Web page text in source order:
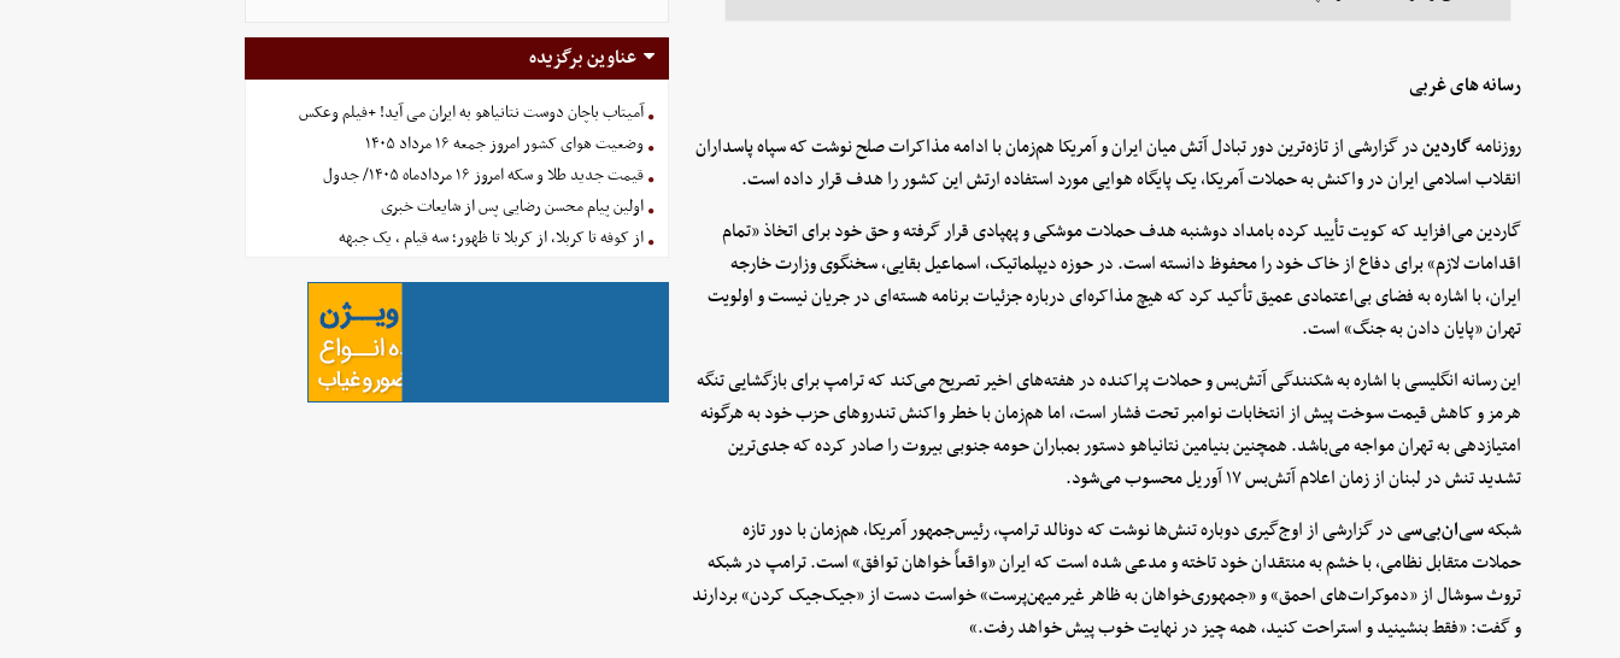
رسانه های غربی
روزنامهگاردیندر گزارشی از تازه‌ترین دور تبادل آتش میان ایران و آمریکا هم‌زمان با ادامه مذاکرات صلح نوشت که سپاه پاسداران
انقلاب اسلامی ایران در واکنش به حملات آمریکا، یک پایگاه هوایی مورد استفاده ارتش این کشور را هدف قرار داده است.
گاردین می‌افزاید که کویت تأیید کرده بامداد دوشنبه هدف حملات موشکی و پهپادی قرار گرفته و حق خود برای اتخاذ «تمام
اقدامات لازم» برای دفاع از خاک خود را محفوظ دانسته است. در حوزه دیپلماتیک، اسماعیل بقایی، سخنگوی وزارت خارجه
ایران، با اشاره به فضای بی‌اعتمادی عمیق تأکید کرد که هیچ مذاکره‌ای درباره جزئیات برنامه هسته‌ای در جریان نیست و اولویت
تهران «پایان دادن به جنگ» است.
این رسانه انگلیسی با اشاره به شکنندگی آتش‌بس و حملات پراکنده در هفته‌های اخیر تصریح می‌کند که ترامپ برای بازگشایی تنگه
هرمز و کاهش قیمت سوخت پیش از انتخابات نوامبر تحت فشار است، اما هم‌زمان با خطر واکنش تندروهای حزب خود به هرگونه
امتیازدهی به تهران مواجه می‌باشد. همچنین بنیامین نتانیاهو دستور بمباران حومه جنوبی بیروت را صادر کرده که جدی‌ترین
تشدید تنش در لبنان از زمان اعلام آتش‌بس ۱۷ آوریل محسوب می‌شود.
شبکهسی‌ان‌بی‌سیدر گزارشی از اوج‌گیری دوباره تنش‌ها نوشت که دونالد ترامپ، رئیس‌جمهور آمریکا، هم‌زمان با دور تازه
حملات متقابل نظامی، با خشم به منتقدان خود تاخته و مدعی شده است که ایران «واقعاً خواهان توافق» است. ترامپ در شبکه
تروث سوشال از «دموکرات‌های احمق» و «جمهوری‌خواهان به ظاهر غیرمیهن‌پرست» خواست دست از «جیک‌جیک کردن» بردارند
و گفت: «فقط بنشینید و استراحت کنید، همه چیز در نهایت خوب پیش خواهد رفت.»
عناوین برگزیده
آمیتاب باچان دوست نتانیاهو به ایران می آید! +فیلم وعکس
وضعیت هوای کشور امروز جمعه ۱۶ مرداد ۱۴۰۵
قیمت جدید طلا و سکه امروز ۱۶ مردادماه ۱۴۰۵/ جدول
اولین پیام محسن رضایی پس از شایعات خبری
از کوفه تا کربلا، از کربلا تا ظهور؛ سه قیام ، یک جبهه